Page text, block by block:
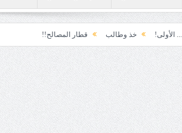
خذ وطالب قطار المصالح!!